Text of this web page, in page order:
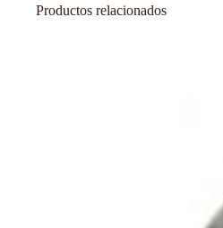
Productos relacionados